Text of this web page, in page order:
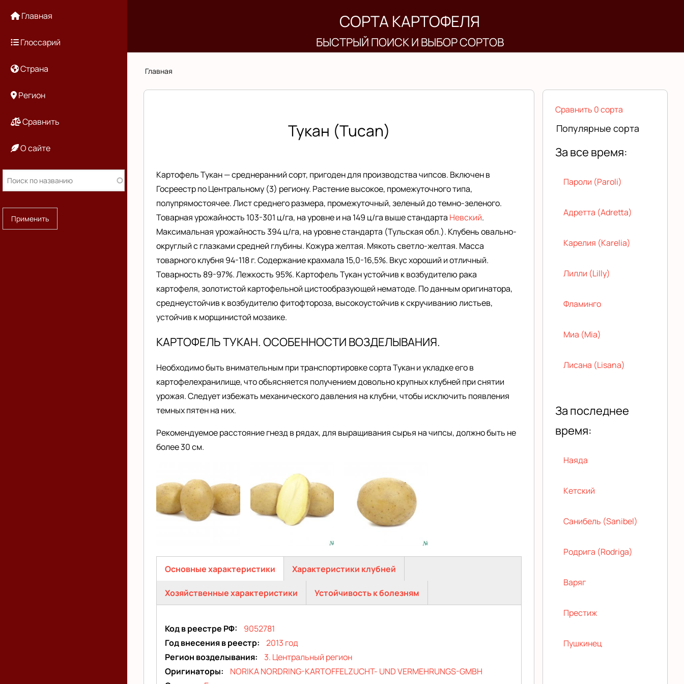
содержанию
Основная
навигация
Главная
Глоссарий
Страна
Регион
Сравнить
О сайте
СОРТА КАРТОФЕЛЯ
БЫСТРЫЙ ПОИСК И ВЫБОР СОРТОВ
Строка
навигации
Главная
Тукан (Tucan)
Картофель Тукан — среднеранний сорт, пригоден для производства чипсов. Включен в
Госреестр по Центральному (3) региону. Растение высокое, промежуточного типа,
полупрямостоячее. Лист среднего размера, промежуточный, зеленый до темно-зеленого.
Товарная урожайность 103-301 ц/га, на уровне и на 149 ц/га выше стандарта Невский.
Максимальная урожайность 394 ц/га, на уровне стандарта (Тульская обл.). Клубень овально-
округлый с глазками средней глубины. Кожура желтая. Мякоть светло-желтая. Масса
товарного клубня 94-118 г. Содержание крахмала 15,0-16,5%. Вкус хороший и отличный.
Товарность 89-97%. Лежкость 95%. Картофель Тукан устойчив к возбудителю рака
картофеля, золотистой картофельной цистообразующей нематоде. По данным оригинатора,
среднеустойчив к возбудителю фитофтороза, высокоустойчив к скручиванию листьев,
устойчив к морщинистой мозаике.
КАРТОФЕЛЬ ТУКАН. ОСОБЕННОСТИ ВОЗДЕЛЫВАНИЯ.
Необходимо быть внимательным при транспортировке сорта Тукан и укладке его в
картофелехранилище, что объясняется получением довольно крупных клубней при снятии
урожая. Следует избежать механического давления на клубни, чтобы исключить появления
темных пятен на них.
Рекомендуемое расстояние гнезд в рядах, для выращивания сырья на чипсы, должно быть не
более 30 см.
Основные характеристики
вкладка)
Характеристики клубней
Хозяйственные характеристики Устойчивость к болезням
Код в реестре РФ
9052781
Год внесения в реестр
2013 год
Регион возделывания
3. Центральный регион
Оригинаторы
NORIKA NORDRING-KARTOFFELZUCHT- UND VERMEHRUNGS-GMBH
Сравнить 0 сорта
Популярные сорта
За все время:
Пароли (Paroli)
Адретта (Adretta)
Карелия (Karelia)
Лилли (Lilly)
Фламинго
Миа (Mia)
Лисана (Lisana)
За последнее
время:
Наяда
Кетский
Санибель (Sanibel)
Родрига (Rodriga)
Варяг
Престиж
Пушкинец